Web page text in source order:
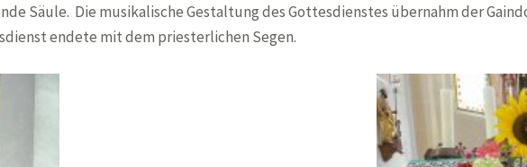
Säule. Die musikalische Gestaltung des Gottesdienstes übernahm der
endete mit dem priesterlichen Segen.